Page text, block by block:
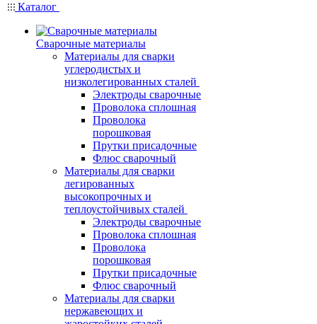
Каталог
Сварочные материалы
Материалы для сварки
углеродистых и
низколегированных сталей
Электроды сварочные
Проволока сплошная
Проволока
порошковая
Прутки присадочные
Флюс сварочный
Материалы для сварки
легированных
высокопрочных и
теплоустойчивых сталей
Электроды сварочные
Проволока сплошная
Проволока
порошковая
Прутки присадочные
Флюс сварочный
Материалы для сварки
нержавеющих и